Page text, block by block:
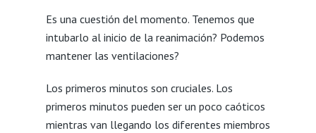
Es una cuestión del momento. Tenemos que
intubarlo al inicio de la reanimación? Podemos
mantener las ventilaciones?
Los primeros minutos son cruciales. Los
primeros minutos pueden ser un poco caóticos
mientras van llegando los diferentes miembros